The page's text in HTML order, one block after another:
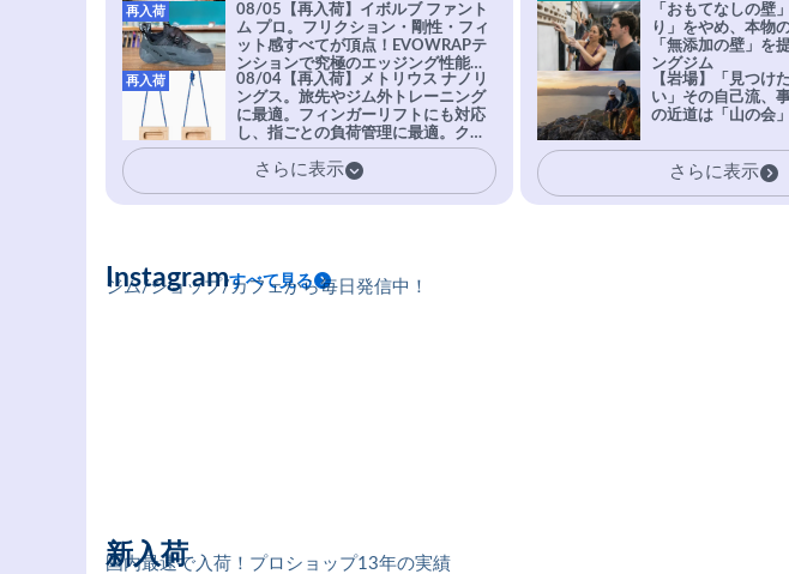
08/05【再入荷】イボルブ ファント
ム プロ。フリクション・剛性・フィ
ット感すべてが頂点！EVOWRAPテ
ンションで究極のエッジング性能を
実現。進化系ラバーEvo-74はTRAX
を凌駕する粘着力で極小ホールドに
安心感。
再入荷
08/04【再入荷】メトリウス ナノリ
ングス。旅先やジム外トレーニング
に最適。フィンガーリフトにも対応
し、指ごとの負荷管理に最適。クラ
イマーの指を本気で鍛えるギア。
再入荷
さらに表示
「おもてなしの壁
り」をやめ、本物
「無添加の壁」を
ングジム
【岩場】「見つけ
い」その自己流、
の近道は「山の会
さらに表示
ジム/ショップ/カフェから毎日発信中！
Instagramすべて見る
国内最速で入荷！プロショップ13年の実績
新入荷